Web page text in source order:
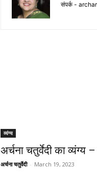
संपर्क -
व्यंग्य
अर्चना चतुर्वेदी का व्यंग्य
अर्चना चतुर्वेदी - March 19, 2023